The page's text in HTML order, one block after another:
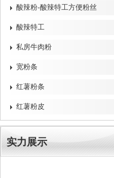
酸辣粉-酸辣特工方便粉丝
酸辣特工
私房牛肉粉
宽粉条
红薯粉条
红薯粉皮
实力展示